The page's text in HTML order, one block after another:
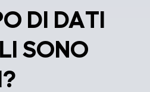
DI DATI
SONO